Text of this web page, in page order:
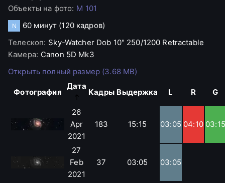
Объекты на фото: M 101
N 60 минут (120 кадров)
Телескоп: Sky-Watcher Dob 10" 250/1200 Retractable
Камера: Canon 5D Mk3
Открыть полный размер (3.68 MB)
Фотография
Дата
Кадры Выдержка L R G
26
Apr
2021
183 15:15 03:05 04:10 03:15
27
Feb
2021
37 03:05 03:05